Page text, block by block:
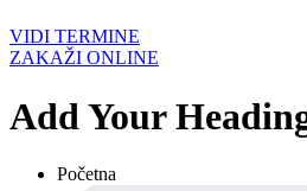
VIDI TERMINE
ZAKAŽI ONLINE
Add Your
Početna